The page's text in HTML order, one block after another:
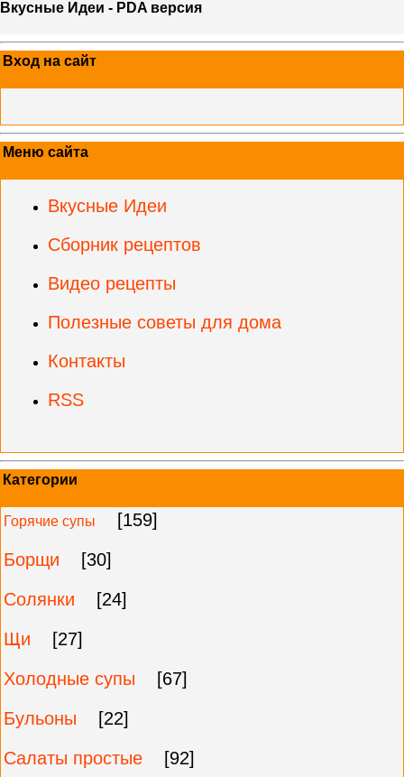
Вкусные Идеи - PDA версия
Вход на сайт
Меню сайта
Вкусные Идеи
Сборник рецептов
Видео рецепты
Полезные советы для дома
Контакты
RSS
Категории
Горячие супы
[159]
Борщи
[30]
Солянки
[24]
Щи
[27]
Холодные супы
[67]
Бульоны
[22]
Салаты простые
[92]